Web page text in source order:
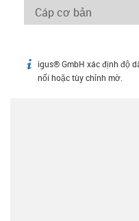
igus-icon-info
igus® GmbH xác định độ
nối hoặc tùy chỉnh mờ.